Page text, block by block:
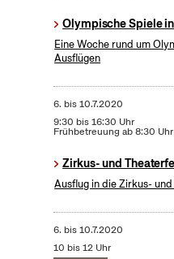
Olympische Spiele
Eine Woche rund um
Ausflügen
6. bis10.7.2020
9:30 bis 16:30 Uhr
Frühbetreuung ab 8:30 Uhr
Zirkus- und
Ausflug in die Zirkus-
6. bis10.7.2020
10 bis 12 Uhr